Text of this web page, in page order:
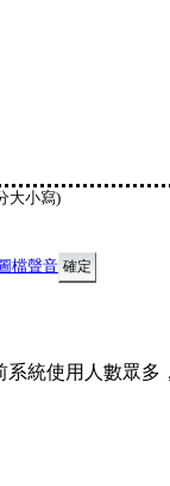
大小寫)
檔聲音
統使用人數眾